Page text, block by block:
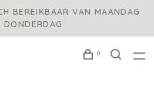
BEREIKBAAR VAN MAANDAG
0